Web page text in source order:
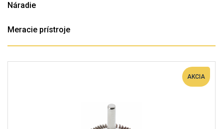
Náradie
Meracie prístroje
AKCIA